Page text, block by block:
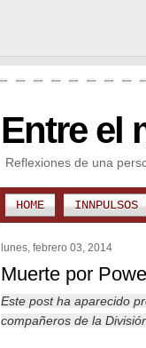
Entre el
Reflexiones de una
HOME INNPULSOS
lunes, febrero 03, 2014
Muerte por
Este post ha aparecido
compañeros de la